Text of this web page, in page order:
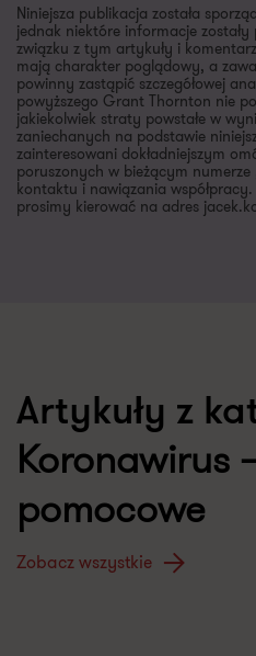
Niniejsza publikacja została
jednak niektóre informacje
związku z tym artykuły i
mają charakter poglądowy, a
powinny zastąpić szczegółowej
powyższego Grant Thornton nie
jakiekolwiek straty powstałe w
zaniechanych na podstawie
zainteresowani dokładniejszym
poruszonych w bieżącym
kontaktu i nawiązania
prosimy kierować na adres
Artykuły z
Koronawirus
pomocowe
Zobacz wszystkie